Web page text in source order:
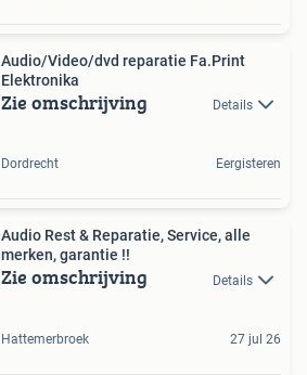
Audio/Video/dvd reparatie Fa.Print
Elektronika
Zie omschrijving Details
Dordrecht Eergisteren
Audio Rest & Reparatie, Service, alle
merken, garantie !!
Zie omschrijving Details
Hattemerbroek 27 jul 26